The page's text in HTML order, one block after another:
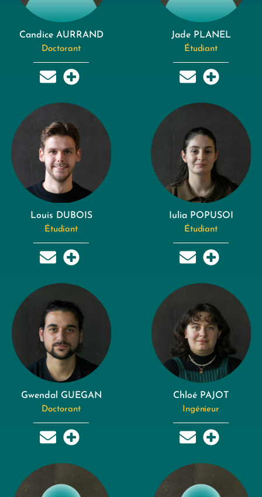
Candice AURRAND
Doctorant
Jade PLANEL
Étudiant
Louis DUBOIS
Étudiant
Iulia POPUSOI
Étudiant
Gwendal GUEGAN
Doctorant
Chloé PAJOT
Ingénieur